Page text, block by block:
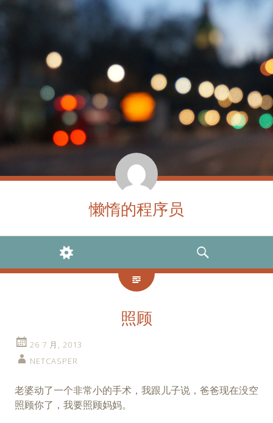
懒惰的程序员
WIDGETS
SEARCH
照顾
26 7 月, 2013
NETCASPER
老婆动了一个非常小的手术，我跟儿子说，爸爸现在没空
照顾你了，我要照顾妈妈。